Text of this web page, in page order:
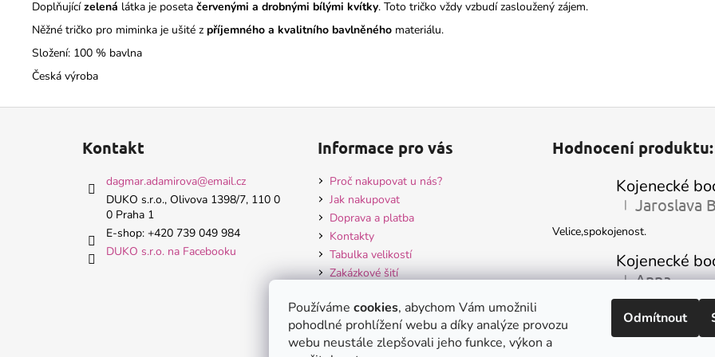
Používáme cookies, abychom Vám umožnili
pohodlné prohlížení webu a díky analýze provozu
webu neustále zlepšovali jeho funkce, výkon a
Odmítnout
Doplňujícízelená látka je poseta červenými a drobnými bílými kvítky. Toto tričko vždy vzbudí zasloužený zájem.
Něžné tričko pro miminka je ušité z příjemného a kvalitního bavlněného materiálu.
Složení: 100 % bavlna
Česká výroba
Kontakt
dagmar.adamirova@email.cz
DUKO s.r.o., Olivova 1398/7, 110 0
0 Praha 1
E-shop: +420 739 049 984
DUKO s.r.o. na Facebooku
Informace pro vás
Proč nakupovat u nás?
Jak nakupovat
Doprava a platba
Kontakty
Tabulka velikostí
Zakázkové šití
Obchodní podmínky
Ochrana osobních údajů a GDPR
Hodnocení produktu:
Hodnocení
|
Velice,spokojenost.
Hodnocení
| Anna
-velmi hezké kojenecké oblečení -
spokojenost - krásně ušité